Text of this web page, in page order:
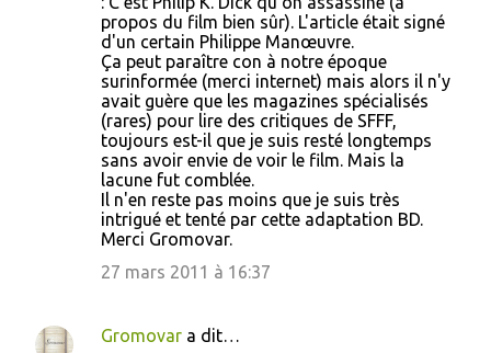
propos du film bien sûr). L'article était signé
d'un certain Philippe Manœuvre.
Ça peut paraître con à notre époque
surinformée (merci internet) mais alors il n'y
avait guère que les magazines spécialisés
(rares) pour lire des critiques de SFFF,
toujours est-il que je suis resté longtemps
sans avoir envie de voir le film. Mais la
lacune fut comblée.
Il n'en reste pas moins que je suis très
intrigué et tenté par cette adaptation BD.
Merci Gromovar.
27 mars 2011 à 16:37
Gromovar a dit…